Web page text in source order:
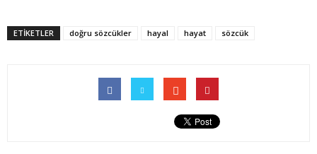
ETİKETLER doğru sözcükler hayal hayat sözcük